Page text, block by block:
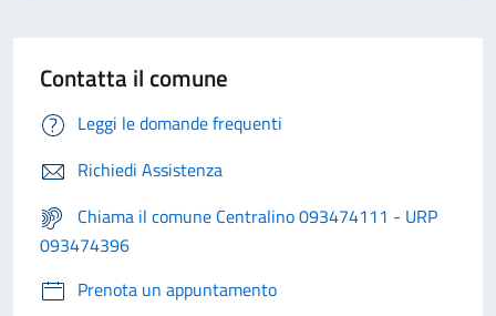
Contatta il comune
Leggi le domande frequenti
Richiedi Assistenza
Chiama il comune Centralino 093474111 - URP
093474396
Prenota un appuntamento